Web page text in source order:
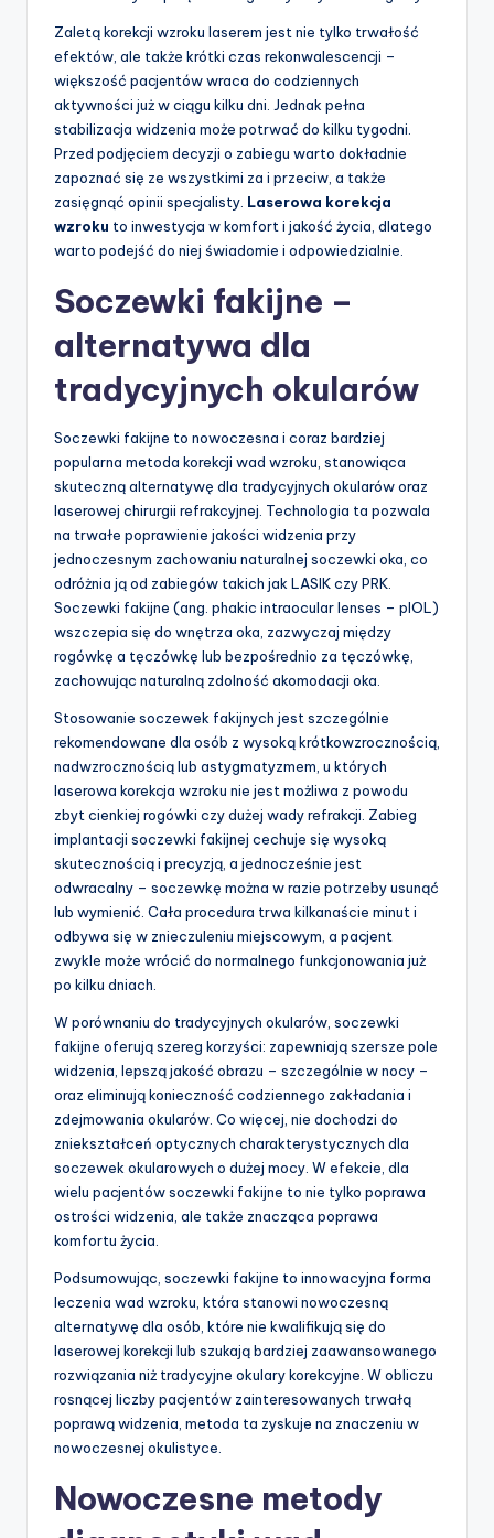
Zaletą korekcji wzroku laserem jest nie tylko trwałość
efektów, ale także krótki czas rekonwalescencji –
większość pacjentów wraca do codziennych
aktywności już w ciągu kilku dni. Jednak pełna
stabilizacja widzenia może potrwać do kilku tygodni.
Przed podjęciem decyzji o zabiegu warto dokładnie
zapoznać się ze wszystkimi za i przeciw, a także
zasięgnąć opinii specjalisty. Laserowa korekcja
wzroku to inwestycja w komfort i jakość życia, dlatego
warto podejść do niej świadomie i odpowiedzialnie.
Soczewki fakijne –
alternatywa dla
tradycyjnych okularów
Soczewki fakijne to nowoczesna i coraz bardziej
popularna metoda korekcji wad wzroku, stanowiąca
skuteczną alternatywę dla tradycyjnych okularów oraz
laserowej chirurgii refrakcyjnej. Technologia ta pozwala
na trwałe poprawienie jakości widzenia przy
jednoczesnym zachowaniu naturalnej soczewki oka, co
odróżnia ją od zabiegów takich jak LASIK czy PRK.
Soczewki fakijne (ang. phakic intraocular lenses – pIOL)
wszczepia się do wnętrza oka, zazwyczaj między
rogówkę a tęczówkę lub bezpośrednio za tęczówkę,
zachowując naturalną zdolność akomodacji oka.
Stosowanie soczewek fakijnych jest szczególnie
rekomendowane dla osób z wysoką krótkowzrocznością,
nadwzrocznością lub astygmatyzmem, u których
laserowa korekcja wzroku nie jest możliwa z powodu
zbyt cienkiej rogówki czy dużej wady refrakcji. Zabieg
implantacji soczewki fakijnej cechuje się wysoką
skutecznością i precyzją, a jednocześnie jest
odwracalny – soczewkę można w razie potrzeby usunąć
lub wymienić. Cała procedura trwa kilkanaście minut i
odbywa się w znieczuleniu miejscowym, a pacjent
zwykle może wrócić do normalnego funkcjonowania już
po kilku dniach.
W porównaniu do tradycyjnych okularów, soczewki
fakijne oferują szereg korzyści: zapewniają szersze pole
widzenia, lepszą jakość obrazu – szczególnie w nocy –
oraz eliminują konieczność codziennego zakładania i
zdejmowania okularów. Co więcej, nie dochodzi do
zniekształceń optycznych charakterystycznych dla
soczewek okularowych o dużej mocy. W efekcie, dla
wielu pacjentów soczewki fakijne to nie tylko poprawa
ostrości widzenia, ale także znacząca poprawa
komfortu życia.
Podsumowując, soczewki fakijne to innowacyjna forma
leczenia wad wzroku, która stanowi nowoczesną
alternatywę dla osób, które nie kwalifikują się do
laserowej korekcji lub szukają bardziej zaawansowanego
rozwiązania niż tradycyjne okulary korekcyjne. W obliczu
rosnącej liczby pacjentów zainteresowanych trwałą
poprawą widzenia, metoda ta zyskuje na znaczeniu w
nowoczesnej okulistyce.
Nowoczesne metody